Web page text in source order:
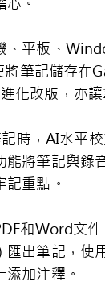
、平板、
筆記儲存在
化改版，亦
時，AI水平
能將筆記與錄
重點。
和Word文
匯出筆記，
加注釋。